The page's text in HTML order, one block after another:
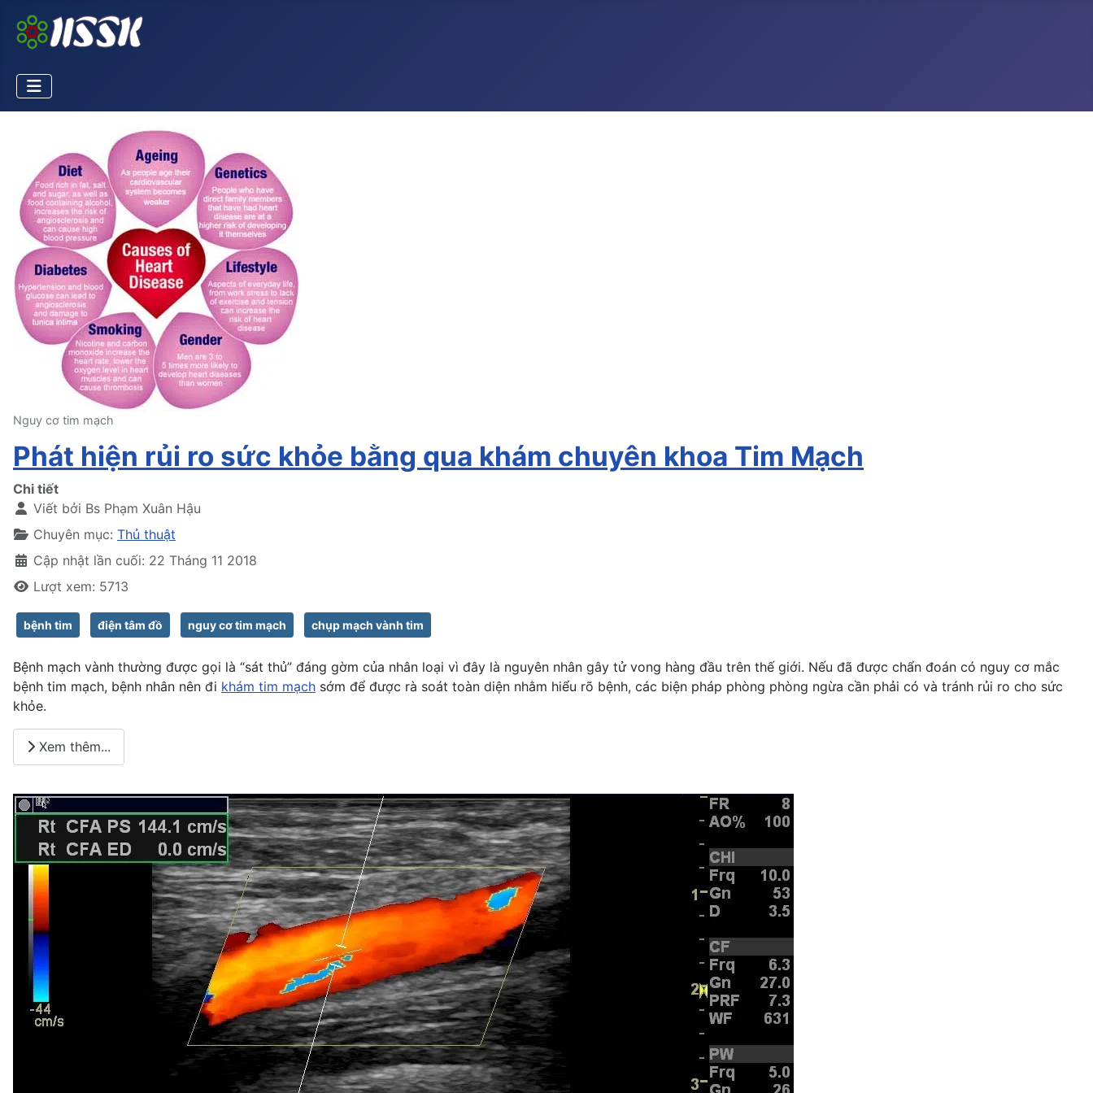
Nguy cơ tim mạch
Phát hiện rủi ro sức khỏe bằng qua khám chuyên khoa Tim Mạch
Chi tiết
Viết bởi Bs Phạm Xuân Hậu
Chuyên mục: Thủ thuật
Cập nhật lần cuối: 22 Tháng 11 2018
Lượt xem: 5713
bệnh tim điện tâm đồ nguy cơ tim mạch chụp mạch vành tim
Bệnh mạch vành thường được gọi là “sát thủ” đáng gờm của nhân loại vì đây là nguyên nhân gây tử vong hàng đầu trên thế giới. Nếu đã được chẩn đoán có nguy cơ mắc
bệnh tim mạch, bệnh nhân nên đi khám tim mạch sớm để được rà soát toàn diện nhằm hiểu rõ bệnh, các biện pháp phòng phòng ngừa cần phải có và tránh rủi ro cho sức
khỏe.
Xem thêm...